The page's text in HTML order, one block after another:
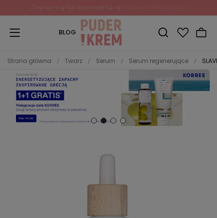
BLOG
Strona główna Twarz Serum Serum regenerujące